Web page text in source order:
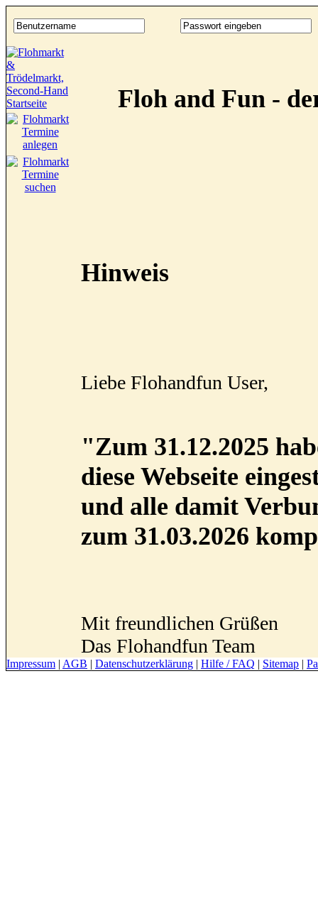
Floh and Fun -
Hinweis
Liebe Flohandfun User,
"Zum 31.12.2025
diese Webseite
und alle damit
zum 31.03.2026
Mit freundlichen Grüßen
Das Flohandfun Team
Impressum | AGB | Datenschutzerklärung | Hilfe / FAQ | Sitemap |